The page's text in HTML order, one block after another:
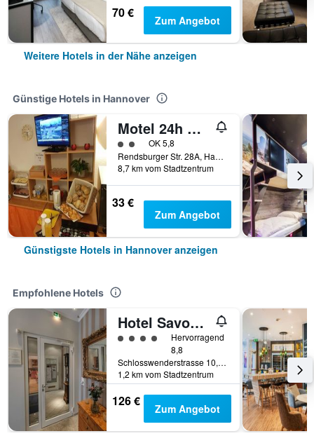
70 € Zum Angebot
Weitere Hotels in der Nähe anzeigen
Günstige Hotels in Hannover
Motel 24h Hannover
Bewertungskategorie 2
OK 5,8
Rendsburger Str. 28A, Hannover, Niedersachsen, Deutschland
8,7 km vom Stadtzentrum
33 €
Zum Angebot
Günstigste Hotels in Hannover anzeigen
Empfohlene Hotels
Hotel Savoy Hannover
Bewertungskategorie 4
Hervorragend
8,8
Schlosswenderstrasse 10, Hannover, Niedersachsen, Deutschland
1,2 km vom Stadtzentrum
126 € Zum Angebot